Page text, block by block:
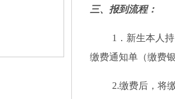
三、报到流程：
1．新生本人
缴费通知单（缴费
2.缴费后，将